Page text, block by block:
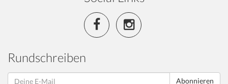
Rundschreiben
Abonnieren